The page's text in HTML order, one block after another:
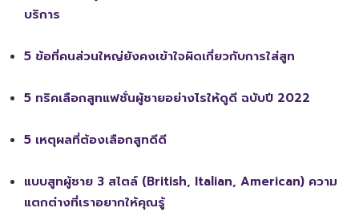
บริการ
5 ข้อที่คนส่วนใหญ่ยังคงเข้าใจผิดเกี่ยวกับการใส่สูท
5 ทริคเลือกสูทแฟชั่นผู้ชายอย่างไรให้ดูดี ฉบับปี 2022
5 เหตุผลที่ต้องเลือกสูทดีดี
แบบสูทผู้ชาย 3 สไตล์ (British, Italian, American) ความ
แตกต่างที่เราอยากให้คุณรู้